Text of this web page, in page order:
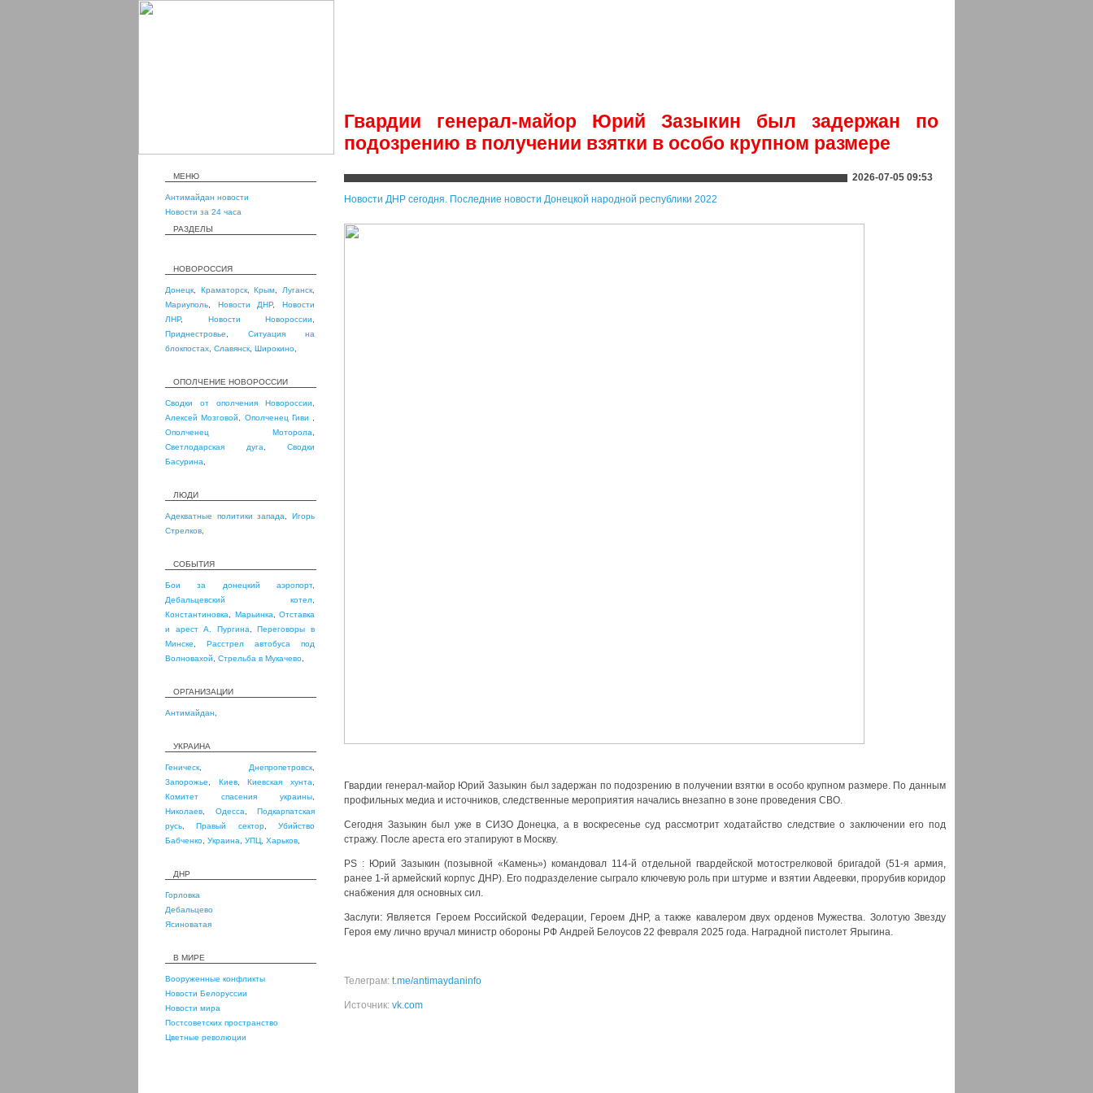
Гвардии генерал-майор Юрий Зазыкин был задержан по
подозрению в получении взятки в особо крупном размере
МЕНЮ
Антимайдан новости
Новости за 24 часа
РАЗДЕЛЫ
НОВОРОССИЯ
Донецк Краматорск,Крым Луганск
Мариуполь
Новости ДНР,Новости
ЛНР, Новости Новороссии
Приднестровье
Ситуация на
блокпостах Славянск Широкино
ОПОЛЧЕНИЕ НОВОРОССИИ
Сводки от ополчения Новороссии
Алексей Мозговой
Ополченец Гиви
Ополченец Моторола
Светлодарская дуга
Сводки
Басурина
ЛЮДИ
Адекватные политики запада ,Игорь
Стрелков
СОБЫТИЯ
Бои за донецкий аэропорт,
Дебальцевский котел
Константиновка
Марьинка
Отставка
и арест А. Пургина ,Переговоры в
Минске
Расстрел автобуса под
Волновахой
Стрельба в Мукачево
ОРГАНИЗАЦИИ
Антимайдан
УКРАИНА
Геническ Днепропетровск
Запорожье
Киев,Киевская хунта
Комитет спасения украины
Николаев
Одесса
Подкарпатская
русь ,Правый сектор,Убийство
Бабченко Украина УПЦ Харьков
ДНР
Горловка
Дебальцево
Ясиноватая
В МИРЕ
Вооруженные конфликты
Новости Белоруссии
Новости мира
Постсоветских пространство
Цветные революции
2026-07-05 09:53
Новости ДНР сегодня. Последние новости Донецкой народной республики 2022
Гвардии генерал-майор Юрий Зазыкин был задержан по подозрению в получении взятки в особо крупном размере. По данным
профильных медиа и источников, следственные мероприятия начались внезапно в зоне проведения СВО.
Сегодня Зазыкин был уже в СИЗО Донецка, а в воскресенье суд рассмотрит ходатайство следствие о заключении его под
стражу. После ареста его этапируют в Москву.
PS : Юрий Зазыкин (позывной «Камень») командовал 114-й отдельной гвардейской мотострелковой бригадой (51-я армия,
ранее 1-й армейский корпус ДНР). Его подразделение сыграло ключевую роль при штурме и взятии Авдеевки, прорубив коридор
снабжения для основных сил.
Заслуги: Является Героем Российской Федерации, Героем ДНР, а также кавалером двух орденов Мужества. Золотую Звезду
Героя ему лично вручал министр обороны РФ Андрей Белоусов 22 февраля 2025 года. Наградной пистолет Ярыгина.
Телеграм: t.me/antimaydaninfo
Источник: vk.com